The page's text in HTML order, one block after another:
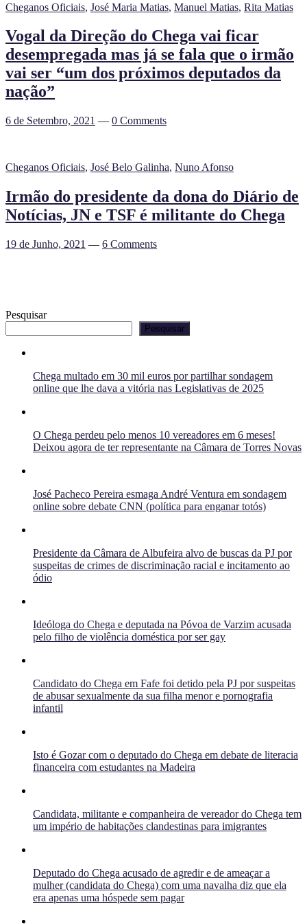
Cheganos Oficiais, José Maria Matias, Manuel Matias, Rita Matias
Vogal da Direção do Chega vai ficar
desempregada mas já se fala que o irmão
vai ser “um dos próximos deputados da
nação”
6 de Setembro, 2021 — 0 Comments
Cheganos Oficiais, José Belo Galinha, Nuno Afonso
Irmão do presidente da dona do Diário de
Notícias, JN e TSF é militante do Chega
19 de Junho, 2021 — 6 Comments
Pesquisar
Pesquisar
Chega multado em 30 mil euros por partilhar sondagem
online que lhe dava a vitória nas Legislativas de 2025
O Chega perdeu pelo menos 10 vereadores em 6 meses!
Deixou agora de ter representante na Câmara de Torres Novas
José Pacheco Pereira esmaga André Ventura em sondagem
online sobre debate CNN (política para enganar totós)
Presidente da Câmara de Albufeira alvo de buscas da PJ por
suspeitas de crimes de discriminação racial e incitamento ao
ódio
Ideóloga do Chega e deputada na Póvoa de Varzim acusada
pelo filho de violência doméstica por ser gay
Candidato do Chega em Fafe foi detido pela PJ por suspeitas
de abusar sexualmente da sua filha menor e pornografia
infantil
Isto é Gozar com o deputado do Chega em debate de literacia
financeira com estudantes na Madeira
Candidata, militante e companheira de vereador do Chega tem
um império de habitações clandestinas para imigrantes
Deputado do Chega acusado de agredir e de ameaçar a
mulher (candidata do Chega) com uma navalha diz que ela
era apenas uma hóspede sem pagar